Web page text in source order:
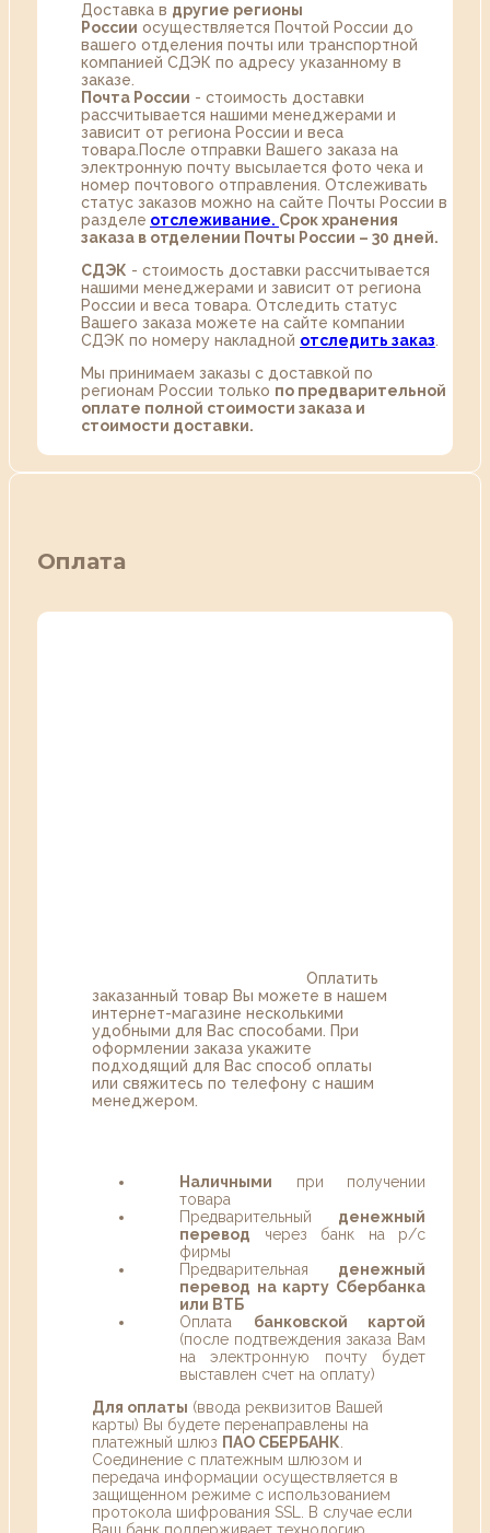
Доставка в другие регионы
России осуществляется Почтой России до
вашего отделения почты или транспортной
компанией СДЭК по адресу указанному в
заказе.
Почта России - стоимость доставки
рассчитывается нашими менеджерами и
зависит от региона России и веса
товара.После отправки Вашего заказа на
электронную почту высылается фото чека и
номер почтового отправления. Отслеживать
статус заказов можно на сайте Почты России в
разделе oтслеживание. Срок хранения
заказа в отделении Почты России – 30 дней.
СДЭК - стоимость доставки рассчитывается
нашими менеджерами и зависит от региона
России и веса товара. Отследить статус
Вашего заказа можете на сайте компании
СДЭК по номеру накладной отследить заказ
Мы принимаем заказы с доставкой по
регионам России только по предварительной
оплате полной стоимости заказа и
стоимости доставки.
Оплата
Оплатить
заказанный товар Вы можете в нашем
интернет-магазине несколькими
удобными для Вас способами. При
оформлении заказа укажите
подходящий для Вас способ оплаты
или свяжитесь по телефону с нашим
менеджером.
Наличными при получении
товара
Предварительный денежный
перевод через банк на р/с
фирмы
Предварительная денежный
перевод на карту Сбербанка
или ВТБ
Оплата банковской картой
(после подтвеждения заказа Вам
на электронную почту будет
выставлен счет на оплату)
Для оплаты (ввода реквизитов Вашей
карты) Вы будете перенаправлены на
платежный шлюз ПАО СБЕРБАНК
Соединение с платежным шлюзом и
передача информации осуществляется в
защищенном режиме с использованием
протокола шифрования SSL. В случае если
Ваш банк поддерживает технологию